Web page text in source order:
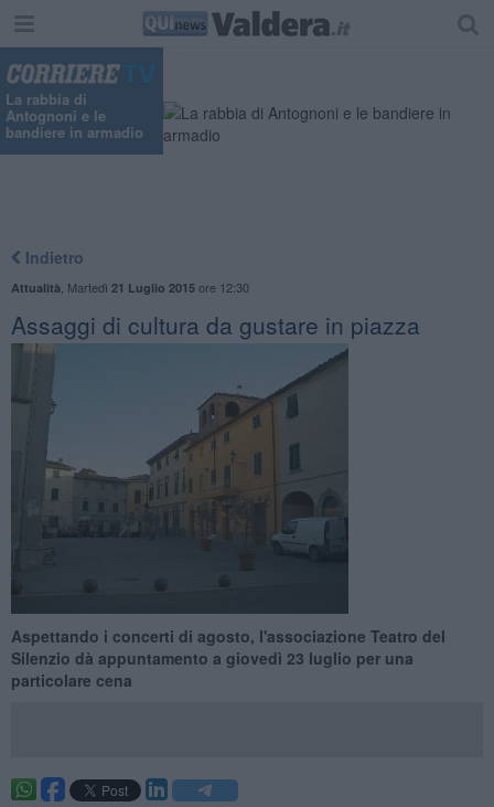
La rabbia di
Antognoni e le
bandiere in armadio
Indietro
Attualità Martedì 21 Luglio 2015ore 12:30
Assaggi di cultura da gustare in piazza
Aspettando i concerti di agosto, l'associazione Teatro del
Silenzio dà appuntamento a giovedì 23 luglio per una
particolare cena